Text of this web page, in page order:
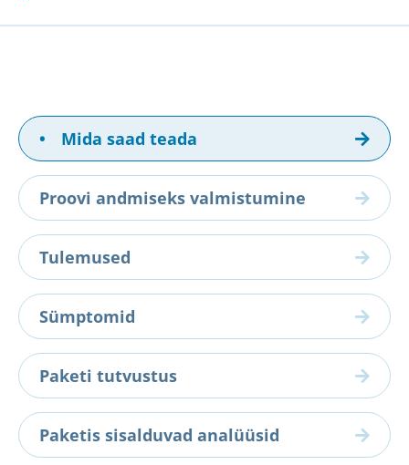
• Mida saad teada
Proovi andmiseks valmistumine
Tulemused
Sümptomid
Paketi tutvustus
Paketis sisalduvad analüüsid